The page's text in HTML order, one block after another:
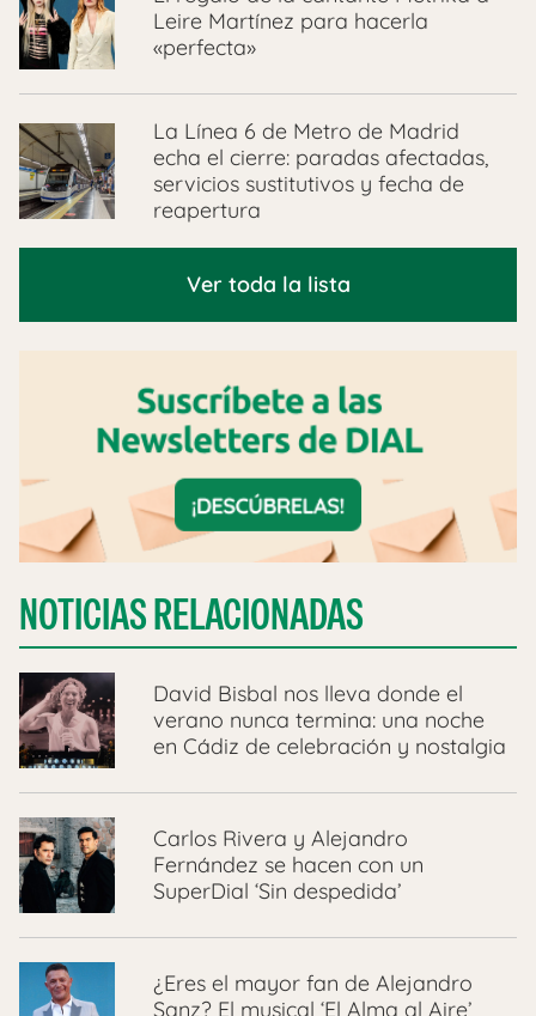
Leire Martínez para hacerla
«perfecta»
La Línea 6 de Metro de Madrid
echa el cierre: paradas afectadas,
servicios sustitutivos y fecha de
reapertura
Ver toda la lista
NOTICIAS RELACIONADAS
David Bisbal nos lleva donde el
verano nunca termina: una noche
en Cádiz de celebración y nostalgia
Carlos Rivera y Alejandro
Fernández se hacen con un
SuperDial ‘Sin despedida’
¿Eres el mayor fan de Alejandro
Sanz? El musical ‘El Alma al Aire’